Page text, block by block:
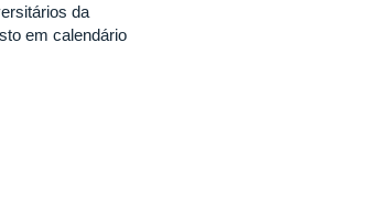
da
em calendário